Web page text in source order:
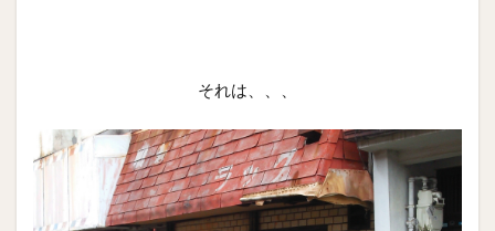
それは、、、